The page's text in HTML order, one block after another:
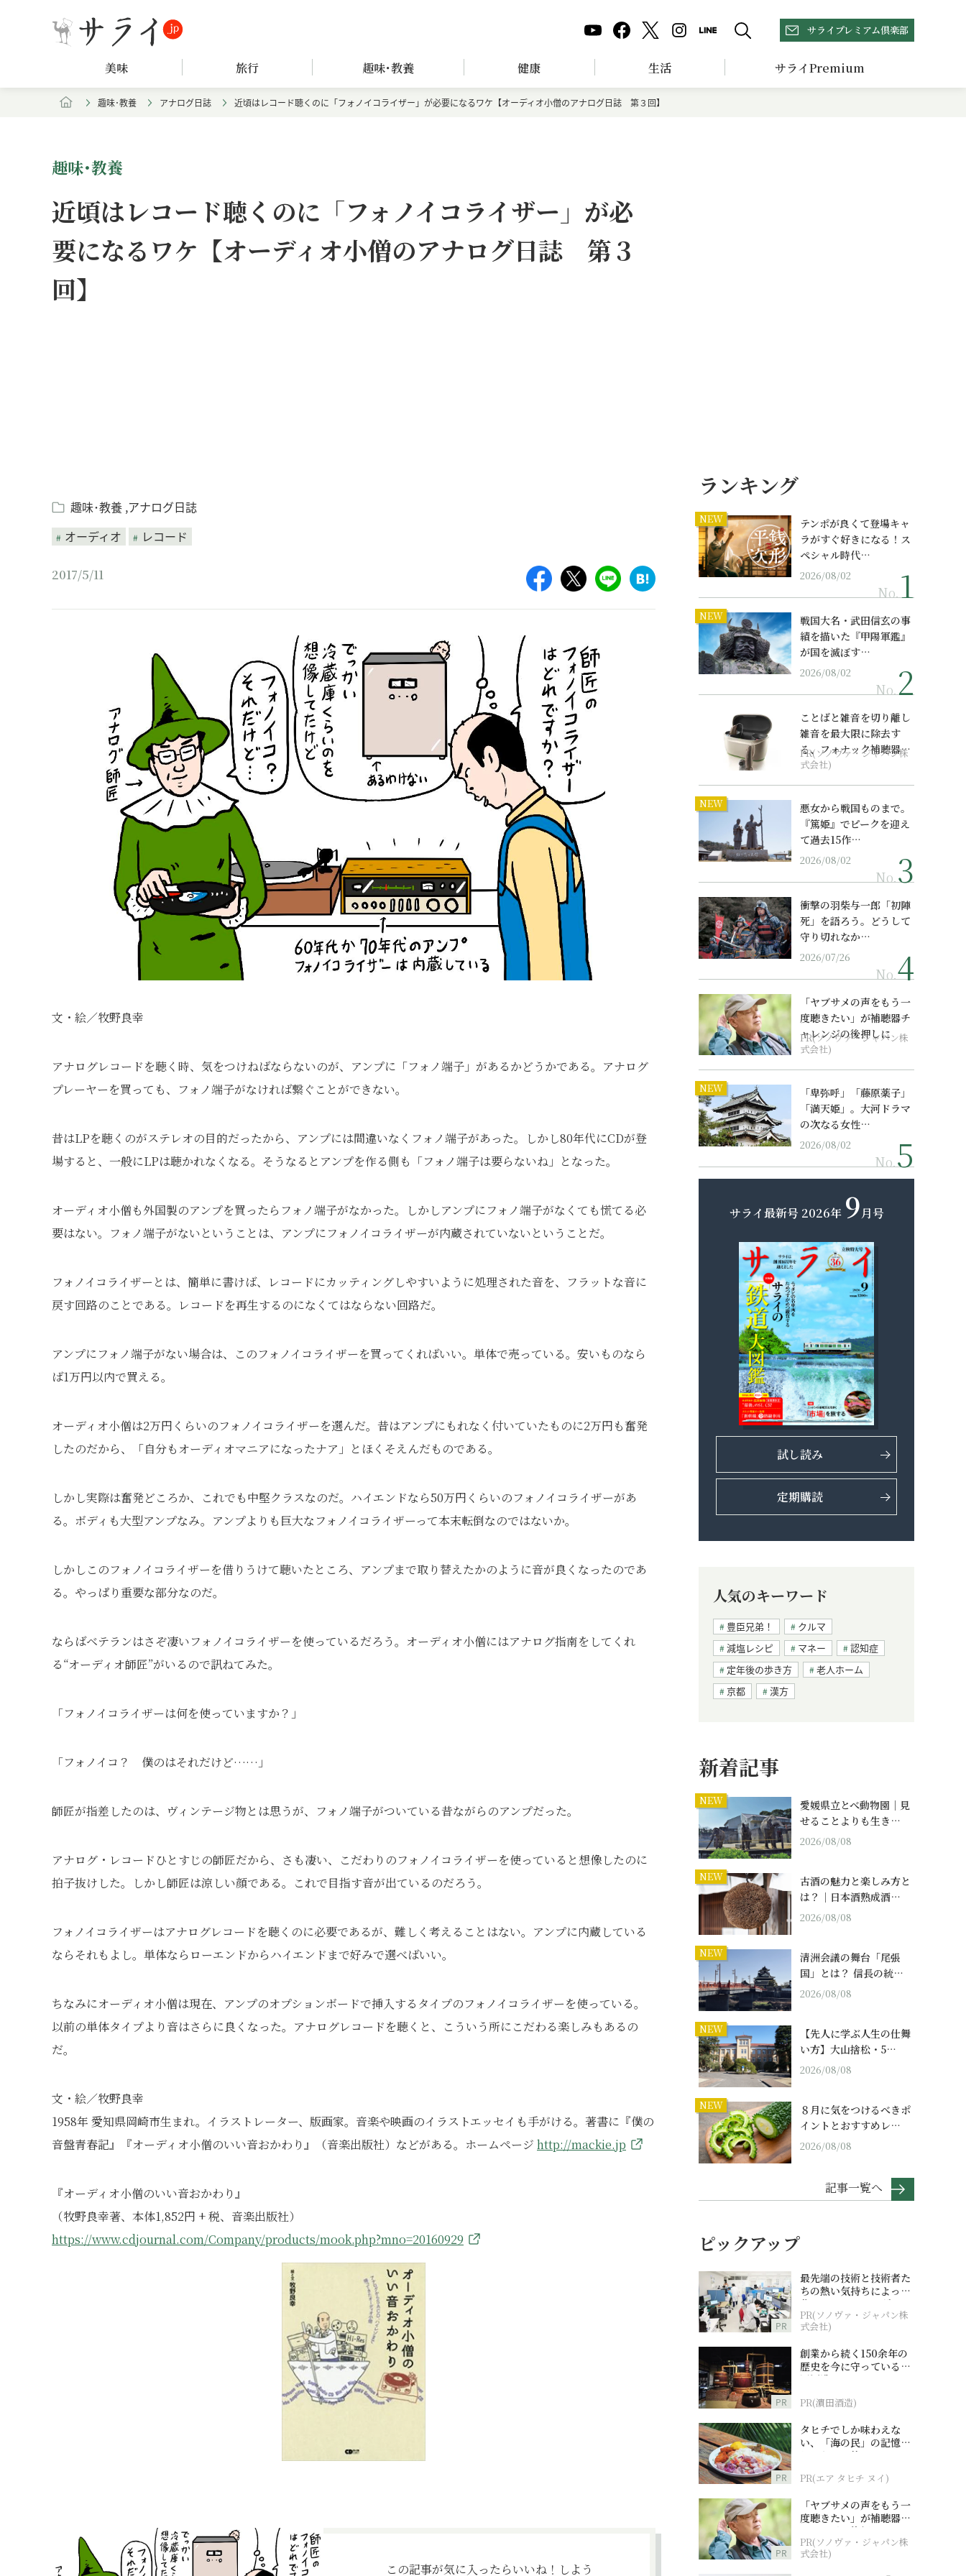
サライプレミアム倶楽部
美味 旅行 趣味･教養 健康 生活 サライPremium
趣味･教養 アナログ日誌 近頃はレコード聴くのに「フォノイコライザー」が必要になるワケ【オーディオ小僧のアナログ日誌 第３回】
趣味･教養
近頃はレコード聴くのに「フォノイコライザー」が必
要になるワケ【オーディオ小僧のアナログ日誌 第３
回】
趣味･教養 アナログ日誌
オーディオ
レコード
2017/5/11
文・絵／牧野良幸
アナログレコードを聴く時、気をつけねばならないのが、アンプに「フォノ端子」があるかどうかである。アナログ
プレーヤーを買っても、フォノ端子がなければ繋ぐことができない。
昔はLPを聴くのがステレオの目的だったから、アンプには間違いなくフォノ端子があった。しかし80年代にCDが登
場すると、一般にLPは聴かれなくなる。そうなるとアンプを作る側も「フォノ端子は要らないね」となった。
オーディオ小僧も外国製のアンプを買ったらフォノ端子がなかった。しかしアンプにフォノ端子がなくても慌てる必
要はない。フォノ端子がないということは、アンプにフォノイコライザーが内蔵されていないということだ。
フォノイコライザーとは、簡単に書けば、レコードにカッティングしやすいように処理された音を、フラットな音に
戻す回路のことである。レコードを再生するのになくてはならない回路だ。
アンプにフォノ端子がない場合は、このフォノイコライザーを買ってくればいい。単体で売っている。安いものなら
ば1万円以内で買える。
オーディオ小僧は2万円くらいのフォノイコライザーを選んだ。昔はアンプにもれなく付いていたものに2万円も奮発
したのだから、「自分もオーディオマニアになったナア」とほくそえんだものである。
しかし実際は奮発どころか、これでも中堅クラスなのだ。ハイエンドなら50万円くらいのフォノイコライザーがあ
る。ボディも大型アンプなみ。アンプよりも巨大なフォノイコライザーって本末転倒なのではないか。
しかしこのフォノイコライザーを借りうけて聴いたところ、アンプまで取り替えたかのように音が良くなったのであ
る。やっぱり重要な部分なのだ。
ならばベテランはさぞ凄いフォノイコライザーを使っているだろう。オーディオ小僧にはアナログ指南をしてくれ
る“オーディオ師匠”がいるので訊ねてみた。
「フォノイコライザーは何を使っていますか？」
「フォノイコ？ 僕のはそれだけど……」
師匠が指差したのは、ヴィンテージ物とは思うが、フォノ端子がついている昔ながらのアンプだった。
アナログ・レコードひとすじの師匠だから、さも凄い、こだわりのフォノイコライザーを使っていると想像したのに
拍子抜けした。しかし師匠は涼しい顔である。これで目指す音が出ているのだろう。
フォノイコライザーはアナログレコードを聴くのに必要であるが、難しく考えることはない。アンプに内蔵している
ならそれもよし。単体ならローエンドからハイエンドまで好みで選べばいい。
ちなみにオーディオ小僧は現在、アンプのオプションボードで挿入するタイプのフォノイコライザーを使っている。
以前の単体タイプより音はさらに良くなった。アナログレコードを聴くと、こういう所にこだわる楽しみもあるの
だ。
文・絵／牧野良幸
1958年 愛知県岡崎市生まれ。イラストレーター、版画家。音楽や映画のイラストエッセイも手がける。著書に『僕の
音盤青春記』『オーディオ小僧のいい音おかわり』（音楽出版社）などがある。 ホームページ http://mackie.jp
『オーディオ小僧のいい音おかわり』
（牧野良幸著、本体1,852円 + 税、音楽出版社）
https://www.cdjournal.com/Company/products/mook.php?mno=20160929
この記事が気に入ったらいいね！しよう
ランキング
NEW
テンポが良くて登場キャ
ラがすぐ好きになる！ス
ペシャル時代…
2026/08/02
No.
NEW
戦国大名・武田信玄の事
績を描いた『甲陽軍鑑』
が国を滅ぼす…
2026/08/02
No.
ことばと雑音を切り離し
雑音を最大限に除去す
る、フォナック補聴器の
最上位モデル
PR(ソノヴァ・ジャパン株
式会社)
NEW
悪女から戦国ものまで。
『篤姫』でピークを迎え
て過去15作…
2026/08/02
No.
衝撃の羽柴与一郎「初陣
死」を語ろう。どうして
守り切れなか…
2026/07/26
No.
「ヤブサメの声をもう一
度聴きたい」が補聴器チ
ャレンジの後押しに
PR(ソノヴァ・ジャパン株
式会社)
NEW
「卑弥呼」「藤原薬子」
「満天姫」。大河ドラマ
の次なる女性…
2026/08/02
No.
サライ最新号 2026年 9月号
試し読み
定期購読
人気のキーワード
豊臣兄弟！
クルマ
減塩レシピ
マネー
認知症
定年後の歩き方
老人ホーム
京都
漢方
新着記事
NEW
愛媛県立とべ動物園｜見
せることよりも生き…
2026/08/08
NEW
古酒の魅力と楽しみ方と
は？｜日本酒熟成酒…
2026/08/08
NEW
清洲会議の舞台「尾張
国」とは？ 信長の統…
2026/08/08
NEW
【先人に学ぶ人生の仕舞
い方】大山捨松・5…
2026/08/08
NEW
８月に気をつけるべきポ
イントとおすすめレ…
2026/08/08
記事一覧へ
ピックアップ
PR
最先端の技術と技術者た
ちの熱い気持ちによって
作られているオーダーメ
イド補聴器
PR(ソノヴァ・ジャパン株
式会社)
PR
創業から続く150余年の
歴史を今に守っている濵
田酒造
PR(濵田酒造)
PR
タヒチでしか味わえな
い、「海の民」の記憶へ
とつながる旅
PR(エア タヒチ ヌイ)
PR
「ヤブサメの声をもう一
度聴きたい」が補聴器チ
ャレンジの後押しに
PR(ソノヴァ・ジャパン株
式会社)